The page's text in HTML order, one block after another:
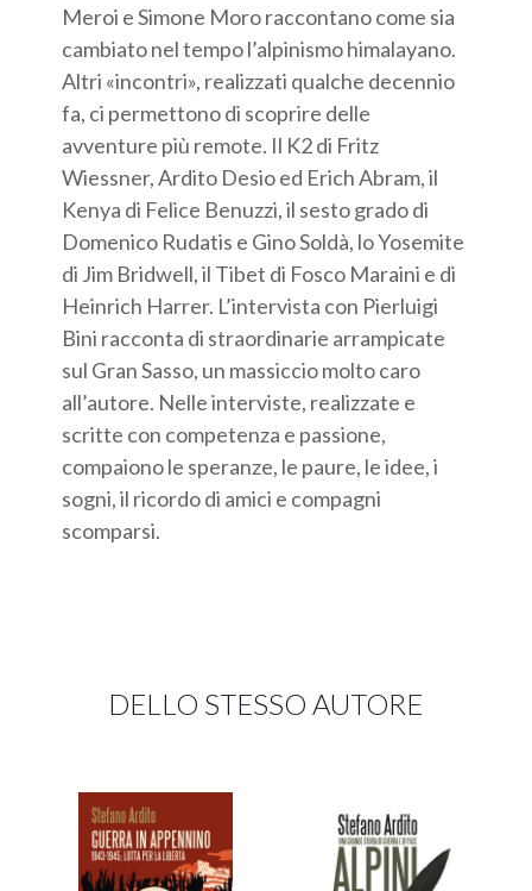
Meroi e Simone Moro raccontano come sia
cambiato nel tempo l’alpinismo himalayano.
Altri «incontri», realizzati qualche decennio
fa, ci permettono di scoprire delle
avventure più remote. Il K2 di Fritz
Wiessner, Ardito Desio ed Erich Abram, il
Kenya di Felice Benuzzi, il sesto grado di
Domenico Rudatis e Gino Soldà, lo Yosemite
di Jim Bridwell, il Tibet di Fosco Maraini e di
Heinrich Harrer. L’intervista con Pierluigi
Bini racconta di straordinarie arrampicate
sul Gran Sasso, un massiccio molto caro
all’autore. Nelle interviste, realizzate e
scritte con competenza e passione,
compaiono le speranze, le paure, le idee, i
sogni, il ricordo di amici e compagni
scomparsi.
DELLO STESSO AUTORE